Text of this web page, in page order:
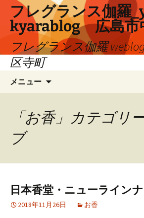
ツ
フレグランス伽羅
kyarablog 広島市
フレグランス伽羅
区寺町
メニュー
「お香」カテゴリ
ブ
日本香堂・ニューラインナ
2018年11月26日 お香